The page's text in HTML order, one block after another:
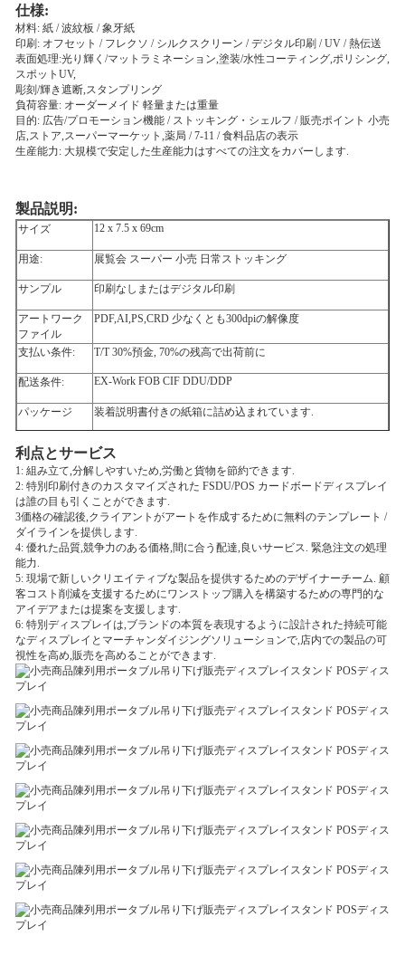
仕様:
材料: 紙 / 波紋板 / 象牙紙
印刷: オフセット / フレクソ / シルクスクリーン / デジタル印刷 / UV / 熱伝送
表面処理:光り輝く/マットラミネーション,塗装/水性コーティング,ポリシング,
スポットUV,
彫刻/輝き遮断,スタンプリング
負荷容量: オーダーメイド 軽量または重量
目的: 広告/プロモーション機能 / ストッキング・シェルフ / 販売ポイント 小売
店,ストア,スーパーマーケット,薬局 / 7-11 / 食料品店の表示
生産能力: 大規模で安定した生産能力はすべての注文をカバーします.
製品説明:
サイズ 12 x 7.5 x 69cm
用途: 展覧会 スーパー 小売 日常ストッキング
サンプル 印刷なしまたはデジタル印刷
アートワーク
ファイル
PDF,AI,PS,CRD 少なくとも300dpiの解像度
支払い条件: T/T 30%預金, 70%の残高で出荷前に
配送条件: EX-Work FOB CIF DDU/DDP
パッケージ 装着説明書付きの紙箱に詰め込まれています.
利点とサービス
1: 組み立て,分解しやすいため,労働と貨物を節約できます.
2: 特別印刷付きのカスタマイズされた FSDU/POS カードボードディスプレイ
は誰の目も引くことができます.
3価格の確認後,クライアントがアートを作成するために無料のテンプレート /
ダイラインを提供します.
4: 優れた品質,競争力のある価格,間に合う配達,良いサービス. 緊急注文の処理
能力.
5: 現場で新しいクリエイティブな製品を提供するためのデザイナーチーム. 顧
客コスト削減を支援するためにワンストップ購入を構築するための専門的な
アイデアまたは提案を支援します.
6: 特別ディスプレイは,ブランドの本質を表現するように設計された持続可能
なディスプレイとマーチャンダイジングソリューションで,店内での製品の可
視性を高め,販売を高めることができます.